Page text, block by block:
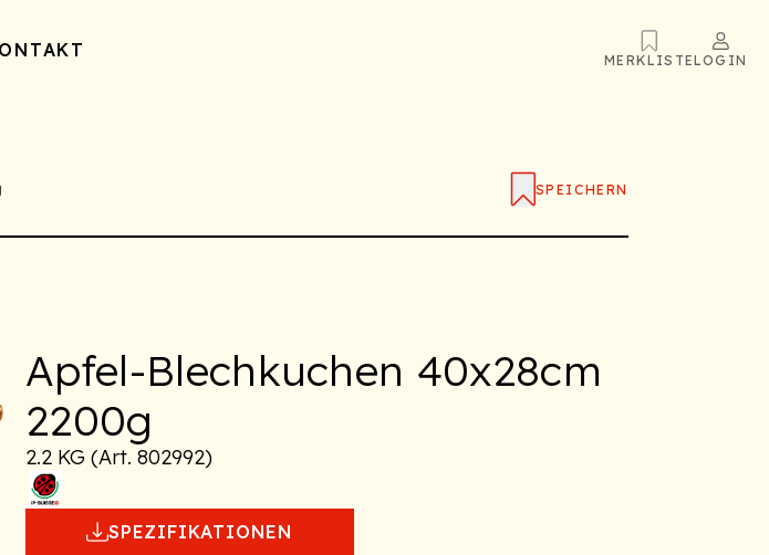
MERKLISTELOGIN
SPEICHERN
Apfel-Blechkuchen 40x28cm
2200g
2.2 KG (Art. 802992)
SPEZIFIKATIONEN